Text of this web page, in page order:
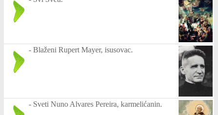
- Blaženi Rupert Mayer, isusovac.
- Sveti Nuno Alvares Pereira, karmelićanin.